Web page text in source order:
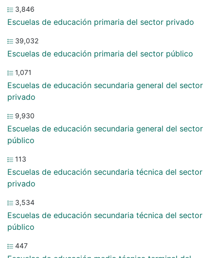
3,846
Escuelas de educación primaria del sector privado
39,032
Escuelas de educación primaria del sector público
1,071
Escuelas de educación secundaria general del sector
privado
9,930
Escuelas de educación secundaria general del sector
público
113
Escuelas de educación secundaria técnica del sector
privado
3,534
Escuelas de educación secundaria técnica del sector
público
447